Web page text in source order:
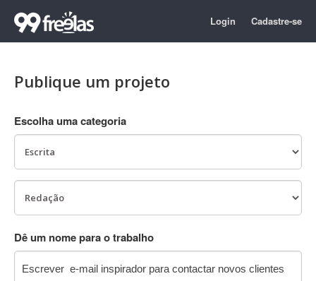
Login Cadastre-se
Publique um projeto
Escolha uma categoria
Dê um nome para o trabalho